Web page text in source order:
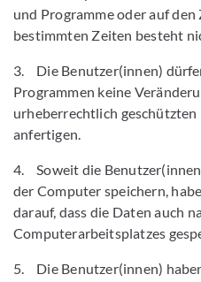
und Programme oder auf den
bestimmten Zeiten besteht
3. Die Benutzer(innen)
Programmen keine
urheberrechtlich
anfertigen.
4. Soweit die
der Computer speichern,
darauf, dass die Daten auch
Computerarbeitsplatzes
5. Die Benutzer(innen)